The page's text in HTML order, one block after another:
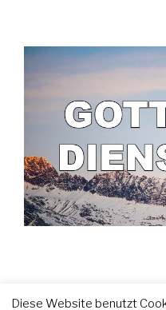
Freie Christliche Gemeinde
Diese Website benutzt